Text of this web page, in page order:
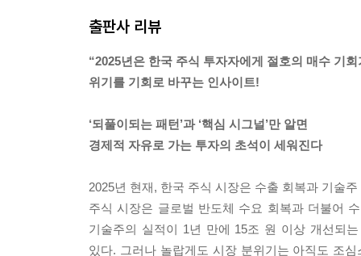
심각한 공급 과잉에 노출되기 때문입니다.
이제 우리는 자산 시장에서 버블이 생기는 원인이
기 시작하죠. 명망가의 말을 가장 먼저 받아들인
대중은 더는 참지 못하고 해당 자산을 매수하게 되
레버리지 청산이 극에 달하고 단기 금리가 급락
좋은 방법은 주가순자산비율(PBR)이나 주가수익
출판사 리뷰
“2025년은 한국 주식 투자자에게 절호의 매수 기
위기를 기회로 바꾸는 인사이트!
‘되풀이되는 패턴’과 ‘핵심 시그널’만 알면
경제적 자유로 가는 투자의 초석이 세워진다
2025년 현재, 한국 주식 시장은 수출 회복과 기술
주식 시장은 글로벌 반도체 수요 회복과 더불어
기술주의 실적이 1년 만에 15조 원 이상 개선되
있다. 그러나 놀랍게도 시장 분위기는 아직도 조